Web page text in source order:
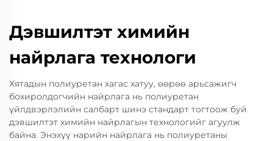
Дэвшилтэт химийн
найрлага технологи
Хятадын полиуретан хагас хатуу, өөрөө арьсажигч
бохиролдогчийн найрлага нь полиуретан
үйлдвэрлэлийн салбарт шинэ стандарт тогтоож буй
дэвшилтэт химийн найрлагын технологийг агуулж
байна. Энэхүү нарийн найрлага нь полиуретаны